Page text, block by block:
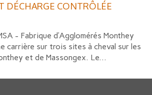
DÉCHARGE CONTRÔLÉE
- Fabrique d’Agglomérés Monthey
carrière sur trois sites à cheval sur les
et de Massongex. Le...